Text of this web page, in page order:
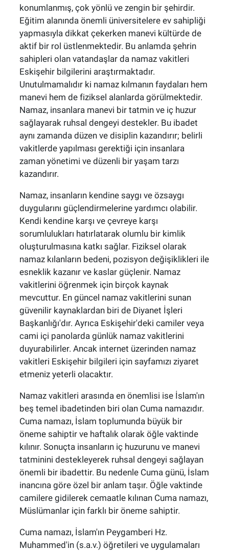
konumlanmış, çok yönlü ve zengin bir şehirdir.
Eğitim alanında önemli üniversitelere ev sahipliği
yapmasıyla dikkat çekerken manevi kültürde de
aktif bir rol üstlenmektedir. Bu anlamda şehrin
sahipleri olan vatandaşlar da namaz vakitleri
Eskişehir bilgilerini araştırmaktadır.
Unutulmamalıdır ki namaz kılmanın faydaları hem
manevi hem de fiziksel alanlarda görülmektedir.
Namaz, insanlara manevi bir tatmin ve iç huzur
sağlayarak ruhsal dengeyi destekler. Bu ibadet
aynı zamanda düzen ve disiplin kazandırır; belirli
vakitlerde yapılması gerektiği için insanlara
zaman yönetimi ve düzenli bir yaşam tarzı
kazandırır.
Namaz, insanların kendine saygı ve özsaygı
duygularını güçlendirmelerine yardımcı olabilir.
Kendi kendine karşı ve çevreye karşı
sorumlulukları hatırlatarak olumlu bir kimlik
oluşturulmasına katkı sağlar. Fiziksel olarak
namaz kılanların bedeni, pozisyon değişiklikleri ile
esneklik kazanır ve kaslar güçlenir. Namaz
vakitlerini öğrenmek için birçok kaynak
mevcuttur. En güncel namaz vakitlerini sunan
güvenilir kaynaklardan biri de Diyanet İşleri
Başkanlığı'dır. Ayrıca Eskişehir'deki camiler veya
cami içi panolarda günlük namaz vakitlerini
duyurabilirler. Ancak internet üzerinden namaz
vakitleri Eskişehir bilgileri için sayfamızı ziyaret
etmeniz yeterli olacaktır.
Namaz vakitleri arasında en önemlisi ise İslam'ın
beş temel ibadetinden biri olan Cuma namazıdır.
Cuma namazı, İslam toplumunda büyük bir
öneme sahiptir ve haftalık olarak öğle vaktinde
kılınır. Sonuçta insanların iç huzurunu ve manevi
tatminini destekleyerek ruhsal dengeyi sağlayan
önemli bir ibadettir. Bu nedenle Cuma günü, İslam
inancına göre özel bir anlam taşır. Öğle vaktinde
camilere gidilerek cemaatle kılınan Cuma namazı,
Müslümanlar için farklı bir öneme sahiptir.
Cuma namazı, İslam'ın Peygamberi Hz.
Muhammed'in (s.a.v.) öğretileri ve uygulamaları